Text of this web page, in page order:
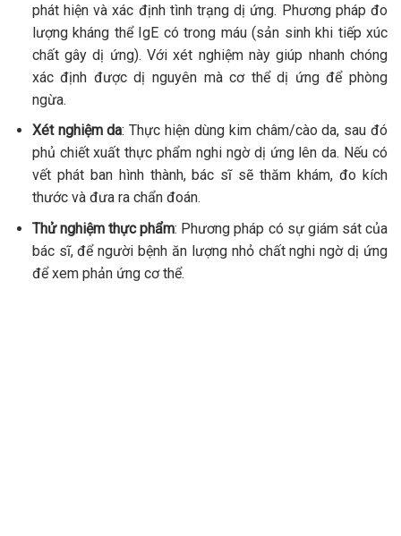
phát hiện và xác định tình trạng dị ứng. Phương pháp đo
lượng kháng thể IgE có trong máu (sản sinh khi tiếp xúc
chất gây dị ứng). Với xét nghiệm này giúp nhanh chóng
xác định được dị nguyên mà cơ thể dị ứng để phòng
ngừa.
Xét nghiệm da: Thực hiện dùng kim châm/cào da, sau đó
phủ chiết xuất thực phẩm nghi ngờ dị ứng lên da. Nếu có
vết phát ban hình thành, bác sĩ sẽ thăm khám, đo kích
thước và đưa ra chẩn đoán.
Thử nghiệm thực phẩm: Phương pháp có sự giám sát của
bác sĩ, để người bệnh ăn lượng nhỏ chất nghi ngờ dị ứng
để xem phản ứng cơ thể.